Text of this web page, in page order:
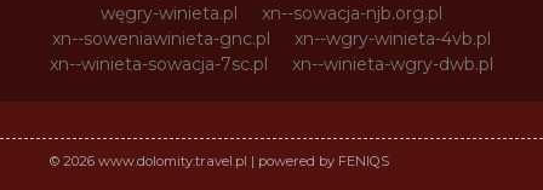
węgry-winieta.pl
xn--sowacja-njb.org.pl
xn--soweniawinieta-gnc.pl
xn--wgry-winieta-4vb.pl
xn--winieta-sowacja-7sc.pl
xn--winieta-wgry-dwb.pl
© 2026 www.dolomity.travel.pl | powered by FENIQS